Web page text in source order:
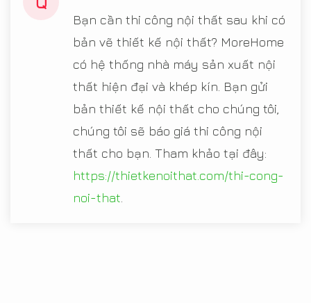
Bạn cần thi công nội thất sau khi có
bản vẽ thiết kế nội thất? MoreHome
có hệ thống nhà máy sản xuất nội
thất hiện đại và khép kín. Bạn gửi
bản thiết kế nội thất cho chúng tôi,
chúng tôi sẽ báo giá thi công nội
thất cho bạn. Tham khảo tại đây:
https://thietkenoithat.com/thi-cong-
noi-that